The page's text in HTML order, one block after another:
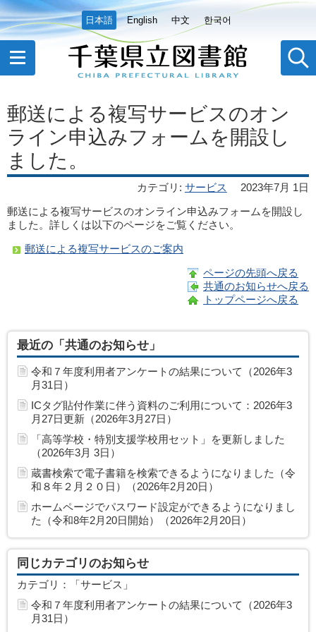
日本語 English 中文 한국어
郵送による複写サービスのオン
ライン申込みフォームを開設し
ました。
カテゴリ : サービス
2023年7月 1日
郵送による複写サービスのオンライン申込みフォームを開設し
ました。詳しくは以下のページをご覧ください。
郵送による複写サービスのご案内
ページの先頭へ戻る
共通のお知らせへ戻る
トップページへ戻る
最近の「共通のお知らせ」
令和７年度利用者アンケートの結果について（2026年3
月31日）
ICタグ貼付作業に伴う資料のご利用について：2026年3
月27日更新（2026年3月27日）
「高等学校・特別支援学校用セット」を更新しました
（2026年3月 3日）
蔵書検索で電子書籍を検索できるようになりました（令
和８年２月２０日）（2026年2月20日）
ホームページでパスワード設定ができるようになりまし
た（令和8年2月20日開始）（2026年2月20日）
同じカテゴリのお知らせ
カテゴリ：「サービス」
令和７年度利用者アンケートの結果について（2026年3
月31日）